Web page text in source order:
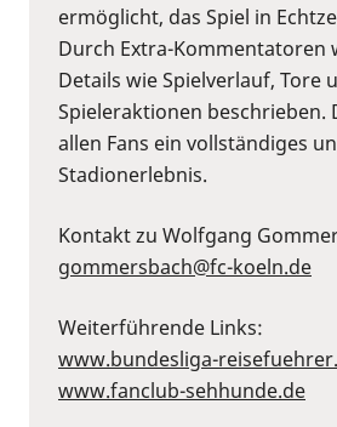
ermöglicht, das Spiel in
Durch Extra-Kommentatoren
Details wie Spielverlauf, Tore
Spieleraktionen beschrieben.
allen Fans ein vollständiges
Stadionerlebnis.
Kontakt zu Wolfgang
gommersbach@fc-koeln.de
Weiterführende Links:
www.bundesliga-
www.fanclub-sehhunde.de